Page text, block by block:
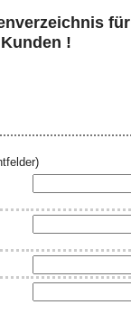
Kunden !